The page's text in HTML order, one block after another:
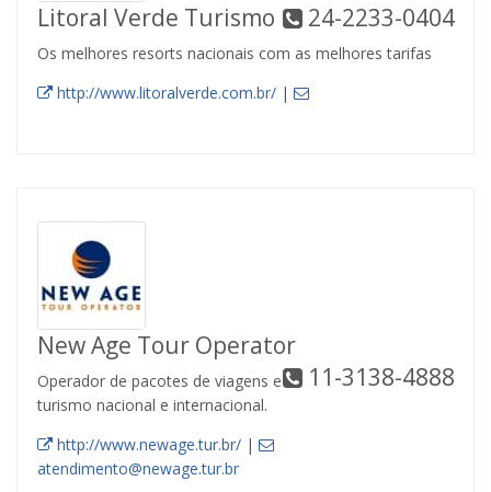
Litoral Verde Turismo 24-2233-0404
Os melhores resorts nacionais com as melhores tarifas
http://www.litoralverde.com.br/|
New Age Tour Operator
11-3138-4888
Operador de pacotes de viagens e
turismo nacional e internacional.
http://www.newage.tur.br/|
atendimento@newage.tur.br